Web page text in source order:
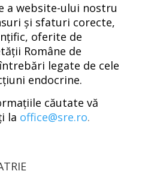
a website-ului nostru
și sfaturi corecte,
oferite de
Române de
legate de cele
endocrine.
căutate vă
la office@sre.ro.